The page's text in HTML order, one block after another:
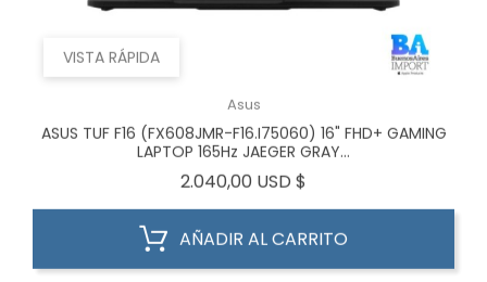
VISTA RÁPIDA
Asus
ASUS TUF F16 (FX608JMR-F16.I75060) 16" FHD+ GAMING
LAPTOP 165Hz JAEGER GRAY...
2.040,00 USD $
AÑADIR AL CARRITO